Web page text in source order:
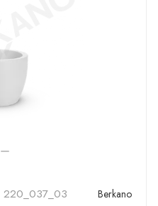
220_037_03 Berkano